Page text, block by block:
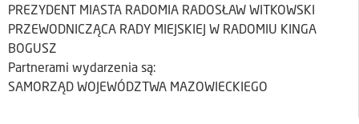
PREZYDENT MIASTA RADOMIA RADOSŁAW WITKOWSKI
PRZEWODNICZĄCA RADY MIEJSKIEJ W RADOMIU KINGA
BOGUSZ
Partnerami wydarzenia są:
SAMORZĄD WOJEWÓDZTWA MAZOWIECKIEGO